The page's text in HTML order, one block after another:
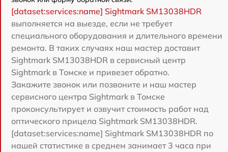
[dataset:services:name] Sightmark SM13038HDR
выполняется на выезде, если не требует
специального оборудования и длительного времени
ремонта. В таких случаях наш мастер доставит
Sightmark SM13038HDR в сервисный центр
Sightmark в Томске и привезет обратно.
Закажите звонок или позвоните и наш мастер
сервисного центра Sightmark в Томске
проконсультирует и озвучит стоимость работ над
оптического прицела Sightmark SM13038HDR.
[dataset:services:name] Sightmark SM13038HDR по
нашей статистике в среднем занимает 3 часа при